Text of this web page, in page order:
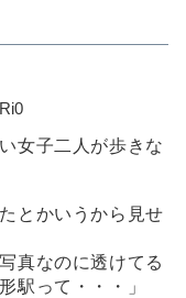
女子二人が歩きな
とかいうから見せ
真なのに透けてる
駅って・・・」